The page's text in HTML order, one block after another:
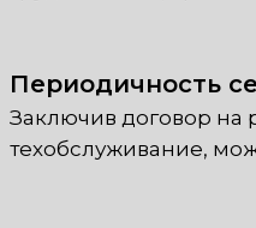
Периодичность
Заключив договор на
техобслуживание,